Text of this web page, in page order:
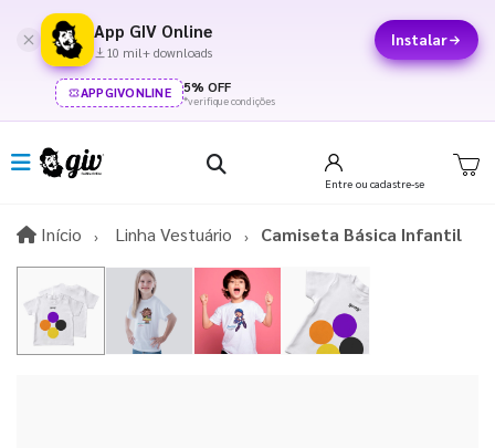
App GIV Online
10 mil+ downloads
Instalar
APPGIVONLINE 5% OFF
*verifique condições
Entre ou cadastre-se
Início InícioLinha Vestuário Camiseta Básica Infantil